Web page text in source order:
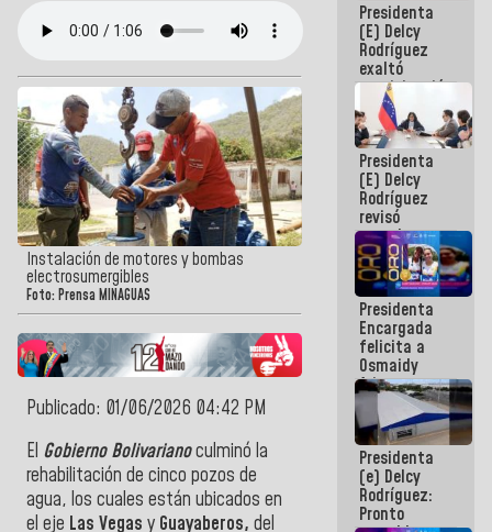
Instalación de motores y bombas
electrosumergibles
Foto: Prensa MINAGUAS
Publicado: 01/06/2026 04:42 PM
El Gobierno Bolivarianoculminó la
rehabilitación de cinco pozos de
agua, los cuales están ubicados en
el eje Las Vegas y Guayaberos, del
Presidenta
(E) Delcy
Rodríguez
exaltó
participación
de
Venezuela
en Juegos
Centroamericanos
y del Caribe
2026
Presidenta
(E) Delcy
Rodríguez
revisó
agenda
económica y
ejecución de
fondos de
emergencia
post-sismos
Presidenta
Encargada
felicita a
Osmaidy
Arias y
Giraly
Marcano por
hacer
historia en
los
Centroamericanos
Presidenta
(e) Delcy
Rodríguez:
Pronto